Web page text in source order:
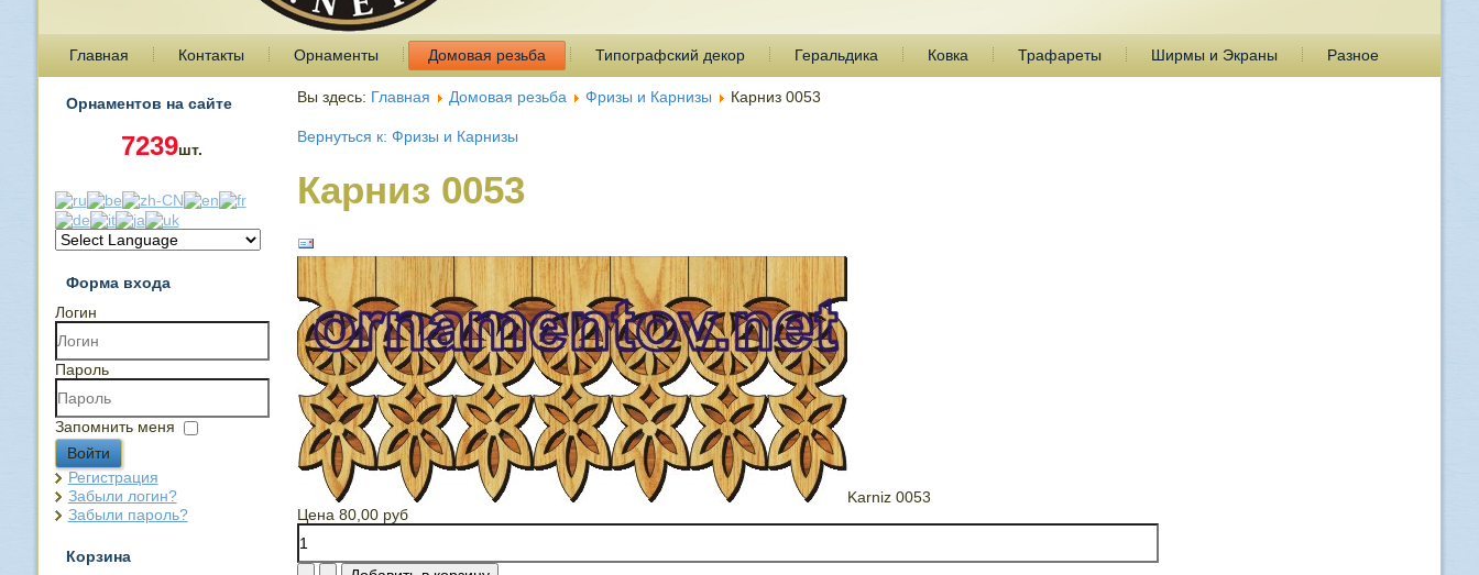
Главная Контакты Орнаменты Домовая резьба Типографский декор Геральдика Ковка Трафареты Ширмы и Экраны Разное
Орнаментов на сайте
7239шт.
Форма входа
Логин
Пароль
Запомнить меня
Войти
Регистрация
Забыли логин?
Забыли пароль?
Корзина
Вы здесь: Главная Домовая резьба Фризы и Карнизы Карниз 0053
Вернуться к: Фризы и Карнизы
Карниз 0053
Karniz 0053
Цена 80,00 руб